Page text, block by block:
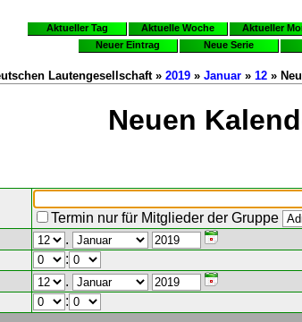
Aktueller Tag Aktuelle Woche Aktueller
Neuer Eintrag
Neue Serie
Lautengesellschaft » 2019 » Januar » 12 »
Neuen
Termin nur für Mitglieder der Gruppe
.
:
.
: